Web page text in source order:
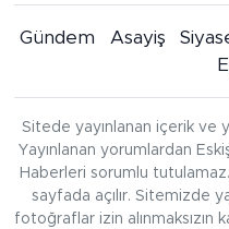
Gündem Asayiş
Sitede yayınlanan içerik ve
Yayınlanan yorumlardan
Haberleri sorumlu
sayfada açılır. Sitemizde
fotoğraflar izin alınmaksızın